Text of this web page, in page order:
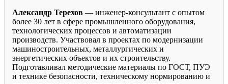
Александр Терехов — инженер-консультант с опытом
более 30 лет в сфере промышленного оборудования,
технологических процессов и автоматизации
производств. Участвовал в проектах по модернизации
машиностроительных, металлургических и
энергетических объектов и их строительству.
Подготавливал методические материалы по ГОСТ, ПУЭ
и технике безопасности, техническому нормированию и